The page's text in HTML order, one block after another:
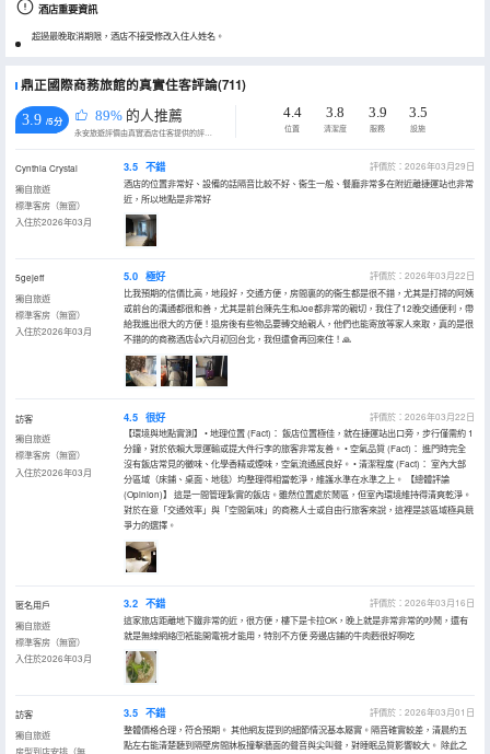
酒店重要資訊
超過最晚取消期限，酒店不接受修改入住人姓名。
鼎正國際商務旅館的真實住客評論(711)
3.9 /5分 89% 的人推薦
永安旅遊評價由真實酒店住客提供的評價。
4.4
位置
3.8
清潔度
3.9
服務
3.5
設施
Cynthia Crystal
獨自旅遊
標準客房（無窗）
入住於2026年03月
3.5 不錯
評價於：2026年03月29日
酒店的位置非常好、設備的話隔音比較不好、衞生一般、餐廳非常多在附近離捷運站也非常
近，所以地點是非常好
5gejeff
獨自旅遊
標準客房（無窗）
入住於2026年03月
5.0 極好
評價於：2026年03月22日
比我預期的信價比高，地段好，交通方便，房間裏的的衞生都是很不錯，尤其是打掃的阿姨
或前台的溝通都很和善，尤其是前台陳先生和Joe都非常的親切，我住了12晚交通便利，帶
給我進出很大的方便！退房後有些物品要轉交給親人，他們也能寄放等家人來取，真的是很
不錯的的商務酒店👍六月初回台北，我但還會再回來住！🙏
訪客
獨自旅遊
標準客房（無窗）
入住於2026年03月
4.5 很好
評價於：2026年03月22日
【環境與地點實測】 • 地理位置 (Fact)： 飯店位置極佳，就在捷運站出口旁，步行僅需約 1
分鐘，對於依賴大眾運輸或提大件行李的旅客非常友善。 • 空氣品質 (Fact)： 進門時完全
沒有飯店常見的黴味、化學香精或煙味，空氣流通感良好。 • 清潔程度 (Fact)： 室內大部
分區域（床鋪、桌面、地毯）均整理得相當乾淨，維護水準在水準之上。 【總體評論
(Opinion)】 這是一間管理紮實的飯店。雖然位置處於鬧區，但室內環境維持得清爽乾淨。
對於在意「交通效率」與「空間氣味」的商務人士或自由行旅客來說，這裡是該區域極具競
爭力的選擇。
匿名用戶
獨自旅遊
標準客房（無窗）
入住於2026年03月
3.2 不錯
評價於：2026年03月16日
這家旅店距離地下鐵非常的近，很方便，樓下是卡拉OK，晚上就是非常非常的吵鬧，還有
就是無線網絡🛜衹能開電視才能用，特別不方便 旁邊店鋪的牛肉麪很好啊吃
訪客
獨自旅遊
房型到店安排（無
3.5 不錯
評價於：2026年03月01日
整體價格合理，符合預期。 其他網友提到的細節情況基本屬實。隔音確實較差，清晨約五
點左右能清楚聽到隔壁房間牀板撞擊牆面的聲音與尖叫聲，對睡眠品質影響較大。 除此之